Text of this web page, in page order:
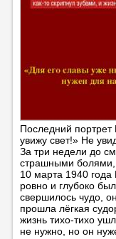
Последний портрет
увижу свет!» Не
За три недели до
страшными болями,
10 марта 1940
ровно и глубоко
свершилось чудо,
прошла лёгкая
жизнь тихо-тихо
не нужно, но он